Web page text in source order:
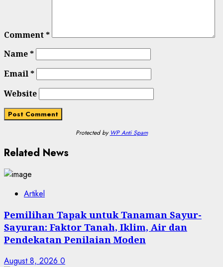
Comment*
Name*
Email*
Website
Protected by WP Anti Spam
Related News
Artikel
Pemilihan Tapak untuk Tanaman Sayur-
Sayuran: Faktor Tanah, Iklim, Air dan
Pendekatan Penilaian Moden
August 8, 2026 0